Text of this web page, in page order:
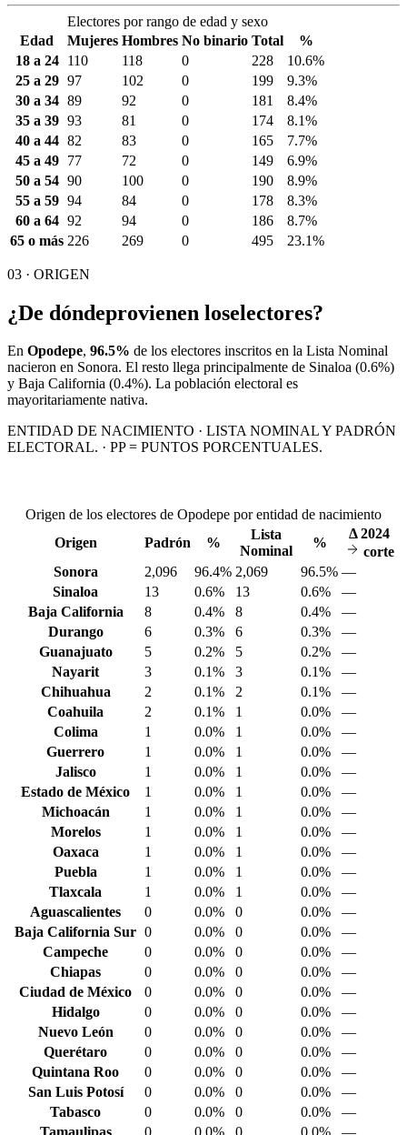
Electores por rango de edad y sexo
Edad
Mujeres Hombres No binario Total
%
18 a 24
110 118 0 228
10.6%
25 a 29 97 102 0 199
9.3%
30 a 34 89 92 0 181
8.4%
35 a 39 93 81 0 174
8.1%
40 a 44 82 83 0 165
7.7%
45 a 49
77 72 0 149
6.9%
50 a 54 90 100 0 190
8.9%
55 a 59 94 84 0 178
8.3%
60 a 64 92 94 0 186
8.7%
65 o más 226 269 0 495 23.1%
03 · ORIGEN
¿De dóndeprovienen loselectores?
En Opodepe, 96.5% de los electores inscritos en la Lista Nominal
nacieron en Sonora. El resto llega principalmente de Sinaloa (0.6%)
y Baja California (0.4%). La población electoral es
mayoritariamente nativa.
ENTIDAD DE NACIMIENTO · LISTA NOMINAL Y PADRÓN
ELECTORAL. · PP = PUNTOS PORCENTUALES.
Origen de los electores de Opodepe por entidad de nacimiento
Origen
Padrón %
Lista
Nominal
%
Δ2024
corte
Sonora
2,096 96.4% 2,069 96.5% —
Sinaloa
13 0.6% 13 0.6%
—
Baja California
8 0.4% 8 0.4%
—
Durango
6 0.3% 6 0.3%
—
Guanajuato
5 0.2% 5 0.2%
—
Nayarit
3 0.1% 3 0.1%
—
Chihuahua
2 0.1% 2 0.1%
—
Coahuila
2 0.1% 1 0.0%
—
Colima
1 0.0% 1 0.0%
—
Guerrero
1 0.0% 1 0.0%
—
Jalisco
1 0.0% 1 0.0%
—
Estado de México
1 0.0% 1 0.0%
—
Michoacán
1 0.0% 1 0.0%
—
Morelos
1 0.0% 1 0.0%
—
Oaxaca
1 0.0% 1 0.0%
—
Puebla
1 0.0% 1 0.0%
—
Tlaxcala
1 0.0% 1 0.0%
—
Aguascalientes
0 0.0% 0 0.0%
—
Baja California Sur 0 0.0% 0 0.0%
—
Campeche
0 0.0% 0 0.0%
—
Chiapas
0 0.0% 0 0.0%
—
Ciudad de México
0 0.0% 0 0.0%
—
Hidalgo
0 0.0% 0 0.0%
—
Nuevo León
0 0.0% 0 0.0%
—
Querétaro
0 0.0% 0 0.0%
—
Quintana Roo
0 0.0% 0 0.0%
—
San Luis Potosí
0 0.0% 0 0.0%
—
Tabasco
0 0.0% 0 0.0%
—